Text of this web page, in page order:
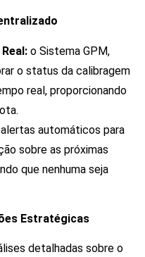
o Sistema GPM,
o status da calibragem
real, proporcionando
automáticos para
sobre as próximas
que nenhuma seja
Estratégicas
detalhadas sobre o